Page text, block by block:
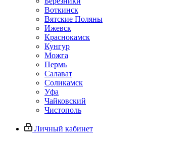
Воткинск
Вятские Поляны
Ижевск
Краснокамск
Кунгур
Можга
Пермь
Салават
Соликамск
Уфа
Чайковский
Чистополь
Личный кабинет